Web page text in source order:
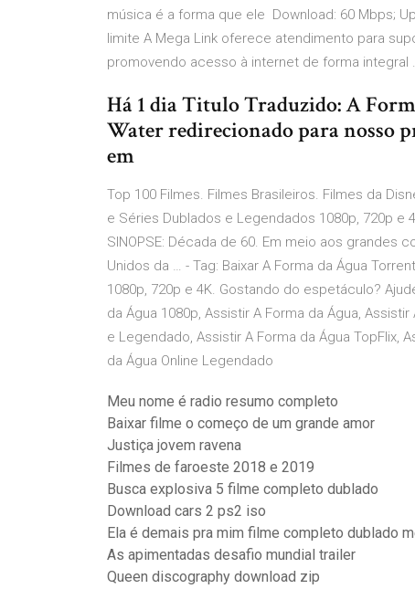
música é a forma que ele Download: 60 Mbps;
limite A Mega Link oferece atendimento para
promovendo acesso à internet de forma integral .
Há 1 dia Titulo Traduzido: A
Water redirecionado para nosso
em
Top 100 Filmes. Filmes Brasileiros. Filmes da
e Séries Dublados e Legendados 1080p, 720p e
SINOPSE: Década de 60. Em meio aos
Unidos da … - Tag: Baixar A Forma da Água
1080p, 720p e 4K. Gostando do espetáculo?
da Água 1080p, Assistir A Forma da Água,
e Legendado, Assistir A Forma da Água TopFlix,
da Água Online Legendado
Meu nome é radio resumo completo
Baixar filme o começo de um grande amor
Justiça jovem ravena
Filmes de faroeste 2018 e 2019
Busca explosiva 5 filme completo dublado
Download cars 2 ps2 iso
Ela é demais pra mim filme completo dublado
As apimentadas desafio mundial trailer
Queen discography download zip